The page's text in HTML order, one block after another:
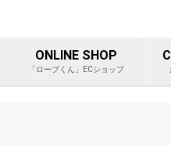
上げ製品総
ONLINE SHOP
「ロープくん」ECショップ